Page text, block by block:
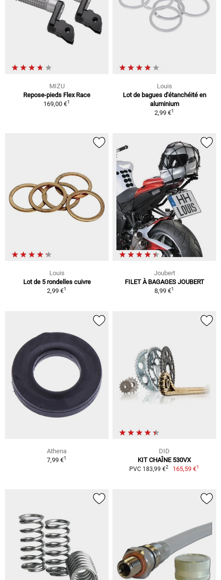
MIZU
Repose-pieds Flex Race
169,00 €1
Louis
Lot de bagues d'étanchéité en
aluminium
2,99 €1
Louis
Lot de 5 rondelles cuivre
2,99 €1
Joubert
FILET À BAGAGES JOUBERT
8,99 €1
Athena
7,99 €1
DID
KIT CHAÎNE 530VX
PVC 183,99 €2 165,59 €1